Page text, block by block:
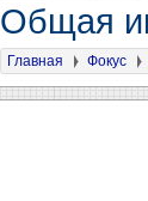
Общая
Главная Фокус